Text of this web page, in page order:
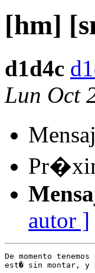
[hm]
d1d4c
Lun Oct
autor ]
De momento
est� sin montar, y